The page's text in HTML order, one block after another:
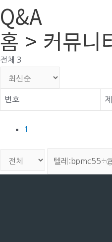
Q&A
홈 > 커뮤니
전체 3
번호
1